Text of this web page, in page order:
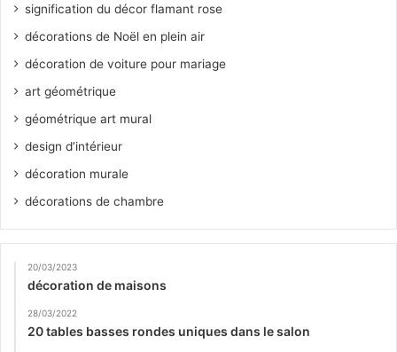
signification du décor flamant rose
décorations de Noël en plein air
décoration de voiture pour mariage
art géométrique
géométrique art mural
design d’intérieur
décoration murale
décorations de chambre
20/03/2023
décoration de maisons
28/03/2022
20 tables basses rondes uniques dans le salon